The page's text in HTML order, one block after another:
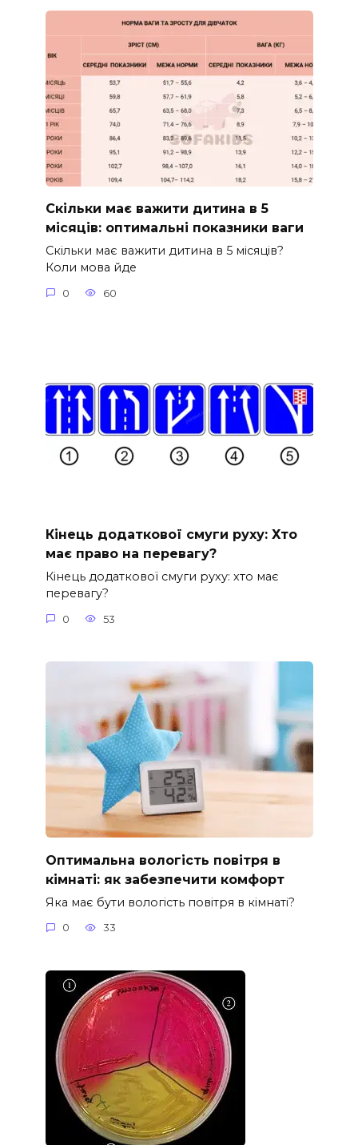
Скільки має важити дитина в 5
місяців: оптимальні показники ваги
Скільки має важити дитина в 5 місяців?
Коли мова йде
0 60
Кінець додаткової смуги руху: Хто
має право на перевагу?
Кінець додаткової смуги руху: хто має
перевагу?
0 53
Оптимальна вологість повітря в
кімнаті: як забезпечити комфорт
Яка має бути вологість повітря в кімнаті?
0 33